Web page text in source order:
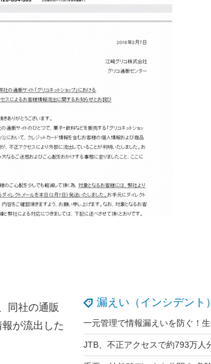
漏えい（インシデント）
同社の通販
が流出した